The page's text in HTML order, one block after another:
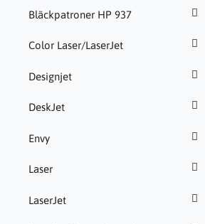
Bläckpatroner HP 937
Color Laser/LaserJet
Designjet
DeskJet
Envy
Laser
LaserJet